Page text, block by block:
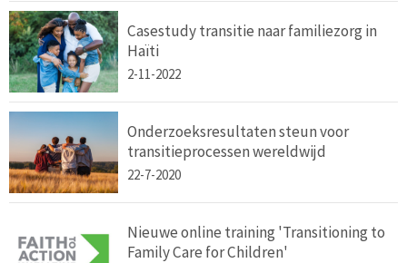
Casestudy transitie naar familiezorg in
Haïti
2-11-2022
Onderzoeksresultaten steun voor
transitieprocessen wereldwijd
22-7-2020
Nieuwe online training 'Transitioning to
Family Care for Children'